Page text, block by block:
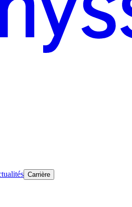
Carrière